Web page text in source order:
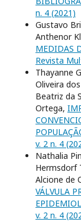
n. 4 (2021)
Gustavo
Anthenor
MEDIDAS
Revista
Thayanne
Oliveira
Beatriz da
Ortega,
v. 2 n. 4
Nathalia
Hermsdorf
Alcione de
VÁLVULA
v. 2 n. 4